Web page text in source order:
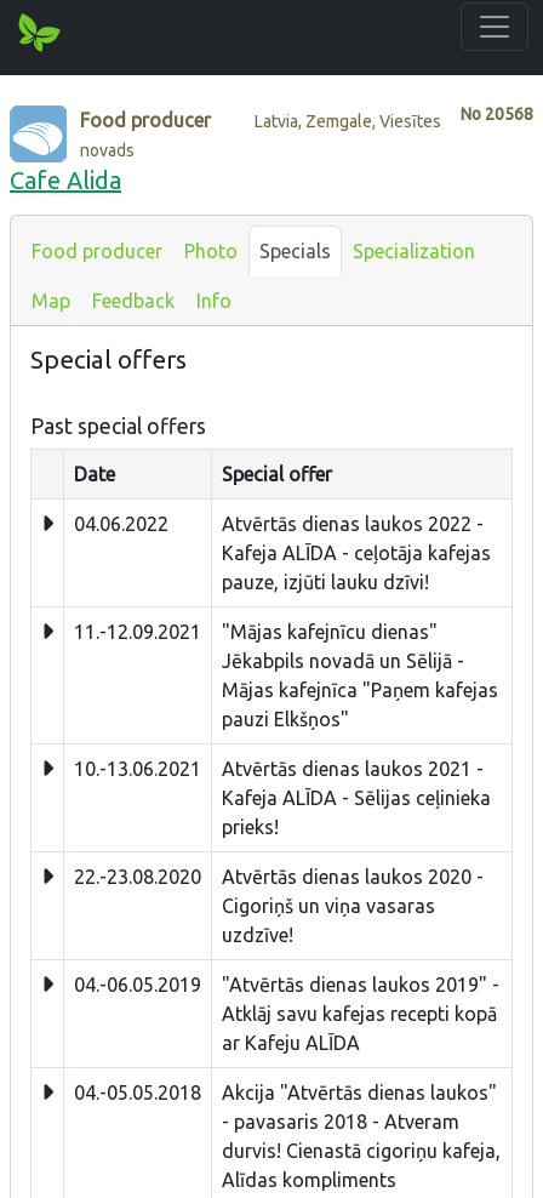
No 20568
Food producer
Latvia, Zemgale, Viesītes
novads
Cafe Alida
Food producer Photo Specials Specialization
Map Feedback Info
Special offers
Past special offers
Date Special offer
04.06.2022
Atvērtās dienas laukos 2022 -
Kafeja ALĪDA - ceļotāja kafejas
pauze, izjūti lauku dzīvi!
11.-12.09.2021
"Mājas kafejnīcu dienas"
Jēkabpils novadā un Sēlijā -
Mājas kafejnīca "Paņem kafejas
pauzi Elkšņos"
10.-13.06.2021
Atvērtās dienas laukos 2021 -
Kafeja ALĪDA - Sēlijas ceļinieka
prieks!
22.-23.08.2020
Atvērtās dienas laukos 2020 -
Cigoriņš un viņa vasaras
uzdzīve!
04.-06.05.2019
"Atvērtās dienas laukos 2019" -
Atklāj savu kafejas recepti kopā
ar Kafeju ALĪDA
04.-05.05.2018
Akcija "Atvērtās dienas laukos"
- pavasaris 2018 - Atveram
durvis! Cienastā cigoriņu kafeja,
Alīdas kompliments